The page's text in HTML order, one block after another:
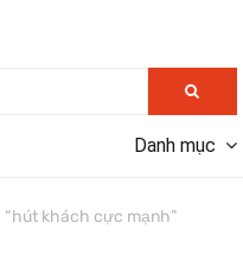
Danh mục
khách cực mạnh”